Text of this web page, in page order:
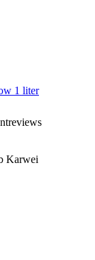
1 liter
Karwei